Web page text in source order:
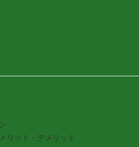
リット・デメリット